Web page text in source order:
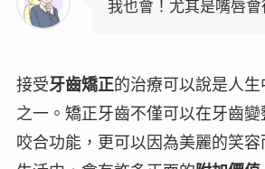
我也會！尤其是嘴唇會
接受牙齒矯正的治療可以說是人生
之一。矯正牙齒不僅可以在牙齒
咬合功能，更可以因為美麗的笑